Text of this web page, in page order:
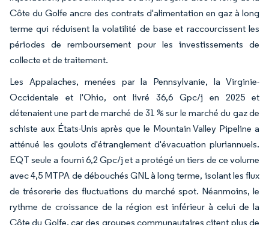
Côte du Golfe ancre des contrats d'alimentation en gaz à long
terme qui réduisent la volatilité de base et raccourcissent les
périodes de remboursement pour les investissements de
collecte et de traitement.
Les Appalaches, menées par la Pennsylvanie, la Virginie-
Occidentale et l'Ohio, ont livré 36,6 Gpc/j en 2025 et
détenaient une part de marché de 31 % sur le marché du gaz de
schiste aux États-Unis après que le Mountain Valley Pipeline a
atténué les goulots d'étranglement d'évacuation pluriannuels.
EQT seule a fourni 6,2 Gpc/j et a protégé un tiers de ce volume
avec 4,5 MTPA de débouchés GNL à long terme, isolant les flux
de trésorerie des fluctuations du marché spot. Néanmoins, le
rythme de croissance de la région est inférieur à celui de la
Côte du Golfe, car des groupes communautaires citent plus de